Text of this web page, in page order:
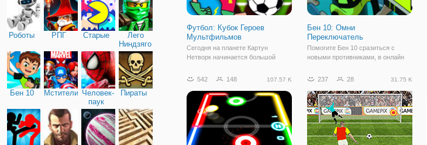
Роботы РПГ Старые
Лего
Ниндзяго
Бен 10 Мстители Человек-
паук
Пираты
Футбол: Кубок Героев
Мультфильмов
Сегодня на планете Картун
Нетворк начинается большой
мультфильмов долго готовились к
тренировались, чтобы быть в
отличной форме. А вы тоже
любите футбол? А не хотите
Бен 10: Омни
Переключатель
Помогите Бен 10 сразиться с
новыми противниками, в онлайн
Переключатель". На этот раз он
иноземных героев, поэтому
приготовьтесь к тому, что
реагировать придется
542 148 107.57 K 237 28 31.75 K